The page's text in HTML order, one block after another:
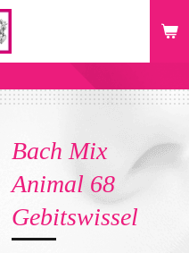
Bach Mix
Animal 68
Gebitswissel